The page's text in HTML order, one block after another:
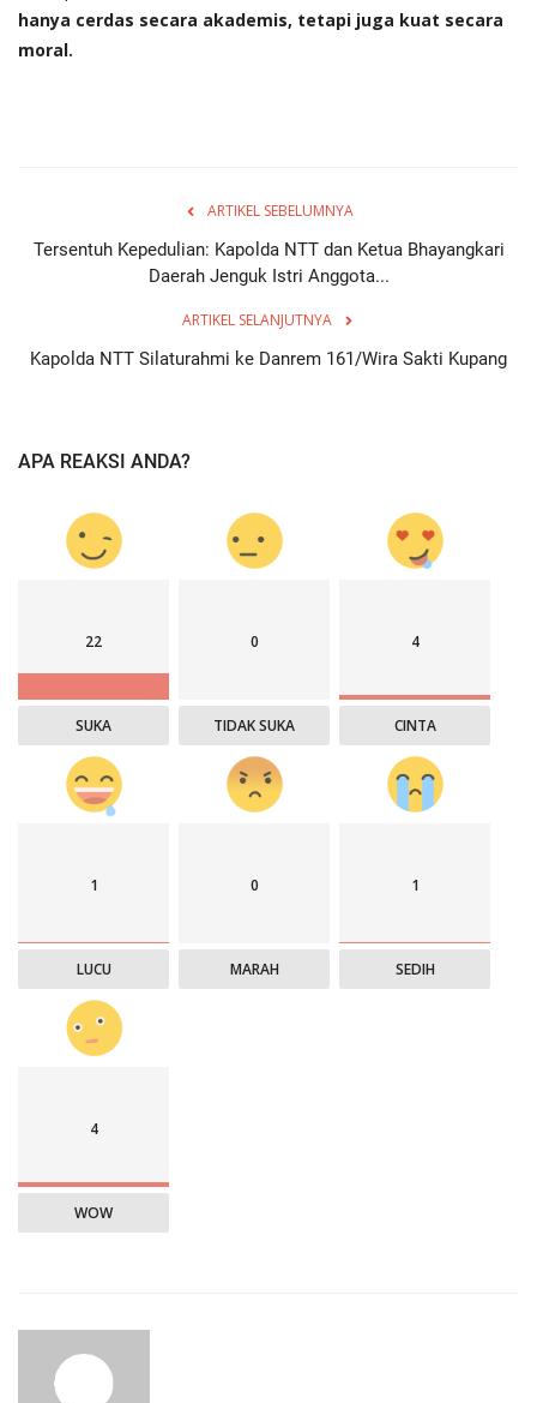
hanya cerdas secara akademis, tetapi juga kuat secara
moral.
ARTIKEL SEBELUMNYA
Tersentuh Kepedulian: Kapolda NTT dan Ketua Bhayangkari
Daerah Jenguk Istri Anggota...
ARTIKEL SELANJUTNYA
Kapolda NTT Silaturahmi ke Danrem 161/Wira Sakti Kupang
APA REAKSI ANDA?
22
SUKA
0
TIDAK SUKA
4
CINTA
1
LUCU
0
MARAH
1
SEDIH
4
WOW